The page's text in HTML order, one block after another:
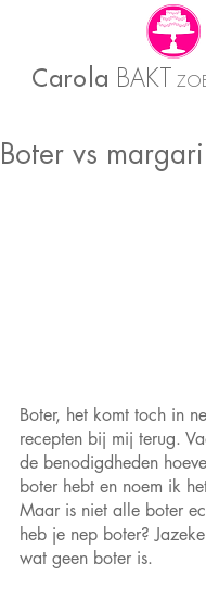
Carola BAKT
Boter vs
Boter, het komt toch in
recepten bij mij terug.
de benodigdheden
boter hebt en noem ik
Maar is niet alle boter
heb je nep boter?
wat geen boter is.